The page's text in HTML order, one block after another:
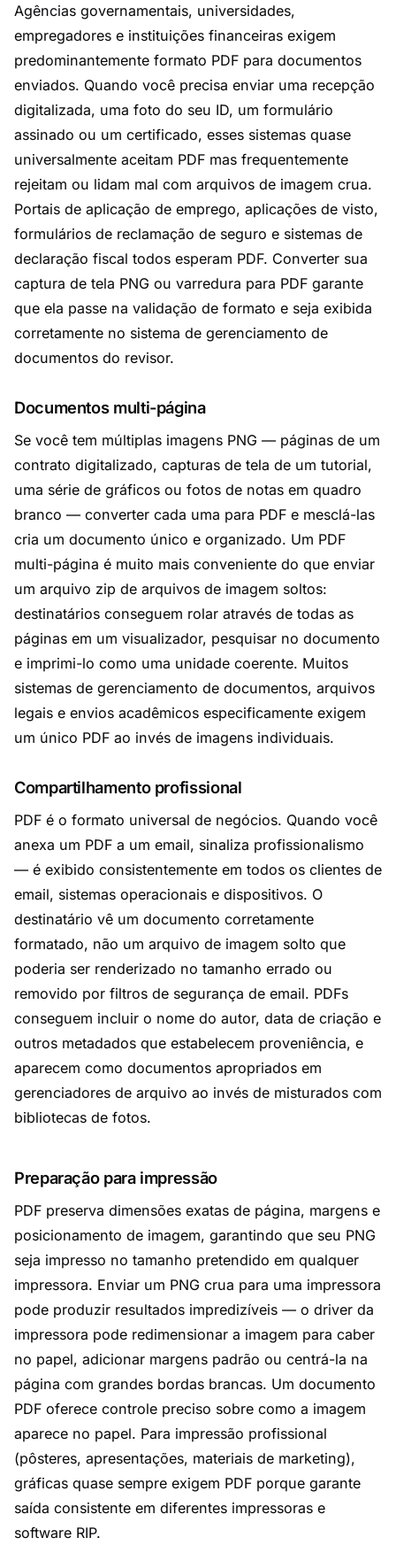
Agências governamentais, universidades,
empregadores e instituições financeiras exigem
predominantemente formato PDF para documentos
enviados. Quando você precisa enviar uma recepção
digitalizada, uma foto do seu ID, um formulário
assinado ou um certificado, esses sistemas quase
universalmente aceitam PDF mas frequentemente
rejeitam ou lidam mal com arquivos de imagem crua.
Portais de aplicação de emprego, aplicações de visto,
formulários de reclamação de seguro e sistemas de
declaração fiscal todos esperam PDF. Converter sua
captura de tela PNG ou varredura para PDF garante
que ela passe na validação de formato e seja exibida
corretamente no sistema de gerenciamento de
documentos do revisor.
Documentos multi-página
Se você tem múltiplas imagens PNG — páginas de um
contrato digitalizado, capturas de tela de um tutorial,
uma série de gráficos ou fotos de notas em quadro
branco — converter cada uma para PDF e mesclá-las
cria um documento único e organizado. Um PDF
multi-página é muito mais conveniente do que enviar
um arquivo zip de arquivos de imagem soltos:
destinatários conseguem rolar através de todas as
páginas em um visualizador, pesquisar no documento
e imprimi-lo como uma unidade coerente. Muitos
sistemas de gerenciamento de documentos, arquivos
legais e envios acadêmicos especificamente exigem
um único PDF ao invés de imagens individuais.
Compartilhamento profissional
PDF é o formato universal de negócios. Quando você
anexa um PDF a um email, sinaliza profissionalismo
— é exibido consistentemente em todos os clientes de
email, sistemas operacionais e dispositivos. O
destinatário vê um documento corretamente
formatado, não um arquivo de imagem solto que
poderia ser renderizado no tamanho errado ou
removido por filtros de segurança de email. PDFs
conseguem incluir o nome do autor, data de criação e
outros metadados que estabelecem proveniência, e
aparecem como documentos apropriados em
gerenciadores de arquivo ao invés de misturados com
bibliotecas de fotos.
Preparação para impressão
PDF preserva dimensões exatas de página, margens e
posicionamento de imagem, garantindo que seu PNG
seja impresso no tamanho pretendido em qualquer
impressora. Enviar um PNG crua para uma impressora
pode produzir resultados impredizíveis — o driver da
impressora pode redimensionar a imagem para caber
no papel, adicionar margens padrão ou centrá-la na
página com grandes bordas brancas. Um documento
PDF oferece controle preciso sobre como a imagem
aparece no papel. Para impressão profissional
(pôsteres, apresentações, materiais de marketing),
gráficas quase sempre exigem PDF porque garante
saída consistente em diferentes impressoras e
software RIP.